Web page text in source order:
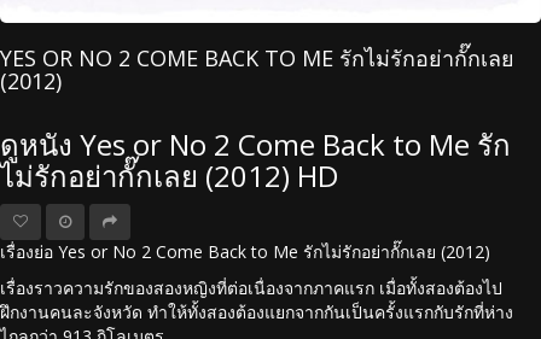
YES OR NO 2 COME BACK TO ME รักไม่รักอย่ากั๊กเลย
(2012)
ดูหนัง Yes or No 2 Come Back to Me รัก
ไม่รักอย่ากั๊กเลย (2012) HD
เรื่องย่อ Yes or No 2 Come Back to Me รักไม่รักอย่ากั๊กเลย (2012)
เรื่องราวความรักของสองหญิงที่ต่อเนื่องจากภาคแรก เมื่อทั้งสองต้องไป
ฝึกงานคนละจังหวัด ทำให้ทั้งสองต้องแยกจากกันเป็นครั้งแรกกับรักที่ห่าง